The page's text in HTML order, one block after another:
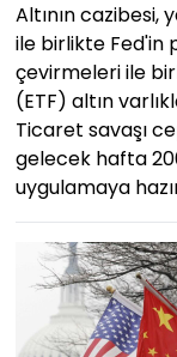
Altının cazibesi,
ile birlikte Fed'in
çevirmeleri ile
(ETF) altın
Ticaret savaşı
gelecek hafta
uygulamaya